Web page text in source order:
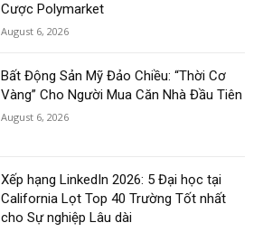
Cược Polymarket
August 6, 2026
Bất Động Sản Mỹ Đảo Chiều: “Thời Cơ
Vàng” Cho Người Mua Căn Nhà Đầu Tiên
August 6, 2026
Xếp hạng LinkedIn 2026: 5 Đại học tại
California Lọt Top 40 Trường Tốt nhất
cho Sự nghiệp Lâu dài